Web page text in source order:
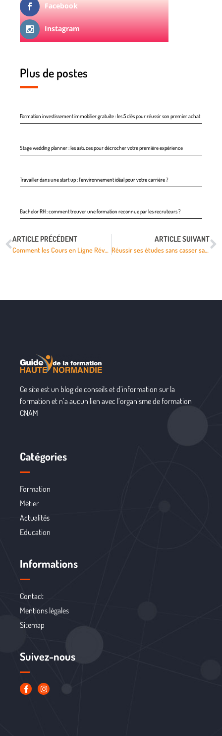
Facebook
Instagram
Plus de postes
Formation investissement immobilier gratuite : les 5 clés pour réussir son premier achat
Stage wedding planner : les astuces pour décrocher votre première expérience
Travailler dans une start up : l’environnement idéal pour votre carrière ?
Bachelor RH : comment trouver une formation reconnue par les recruteurs ?
ARTICLE PRÉCÉDENT
Comment les Cours en Ligne Révolutionnent la Formation des Adultes
ARTICLE SUIVANT
Réussir ses études sans casser sa tirelire : les secrets d’une alimentation équilibrée
Ce site est un blog de conseils et d’information sur la
formation et n’a aucun lien avec l’organisme de formation
CNAM
Catégories
Formation
Métier
Actualités
Education
Informations
Contact
Mentions légales
Sitemap
Suivez-nous